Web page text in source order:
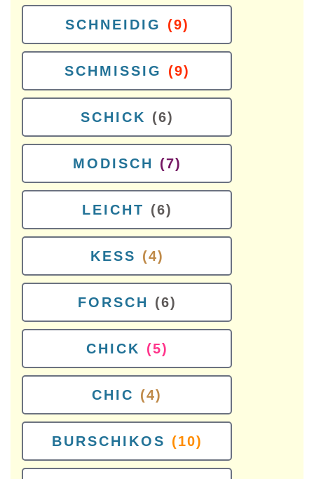
SCHNEIDIG (9)
SCHMISSIG (9)
SCHICK (6)
MODISCH (7)
LEICHT (6)
KESS (4)
FORSCH (6)
CHICK (5)
CHIC (4)
BURSCHIKOS (10)